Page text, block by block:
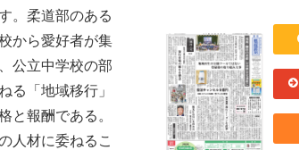
。柔道部のある
から愛好者が集
公立中学校の部
る「地域移行」
と報酬である。
人材に委ねるこ